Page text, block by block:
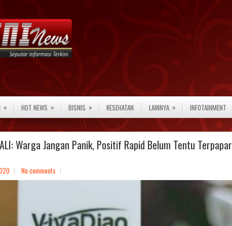
» HOT NEWS » BISNIS » KESEHATAN LAINNYA » INFOTAINMENT
Warga Jangan Panik, Positif Rapid Belum Tentu Terpapar
No comments